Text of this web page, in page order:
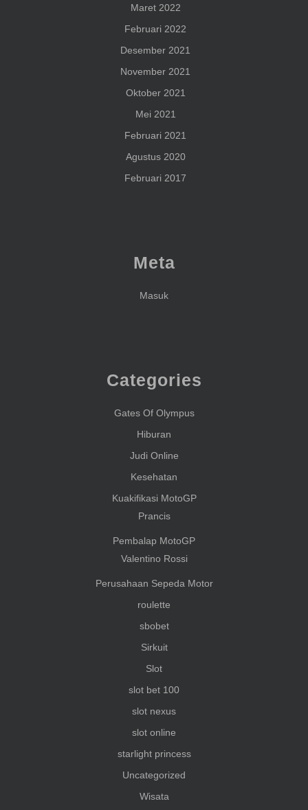
Maret 2022
Februari 2022
Desember 2021
November 2021
Oktober 2021
Mei 2021
Februari 2021
Agustus 2020
Februari 2017
Meta
Masuk
Categories
Gates Of Olympus
Hiburan
Judi Online
Kesehatan
Kuakifikasi MotoGP
Prancis
Pembalap MotoGP
Valentino Rossi
Perusahaan Sepeda Motor
roulette
sbobet
Sirkuit
Slot
slot bet 100
slot nexus
slot online
starlight princess
Uncategorized
Wisata